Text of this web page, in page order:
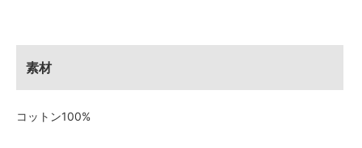
素材
コットン100%